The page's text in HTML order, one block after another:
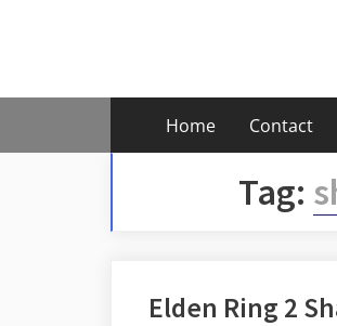
Home Contact
Tag:
Elden Ring 2